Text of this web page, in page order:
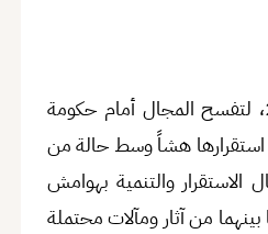
انتهت ولاية حكومة تسيير الأعمال السورية المُشكَّلة في كانون الأول/ديسمبر 2024، لتفسح المجال أمام حكومة
استقرارها هشاً وسط حالة من
والتنمية بهوامش
من آثار ومآلات محتملة